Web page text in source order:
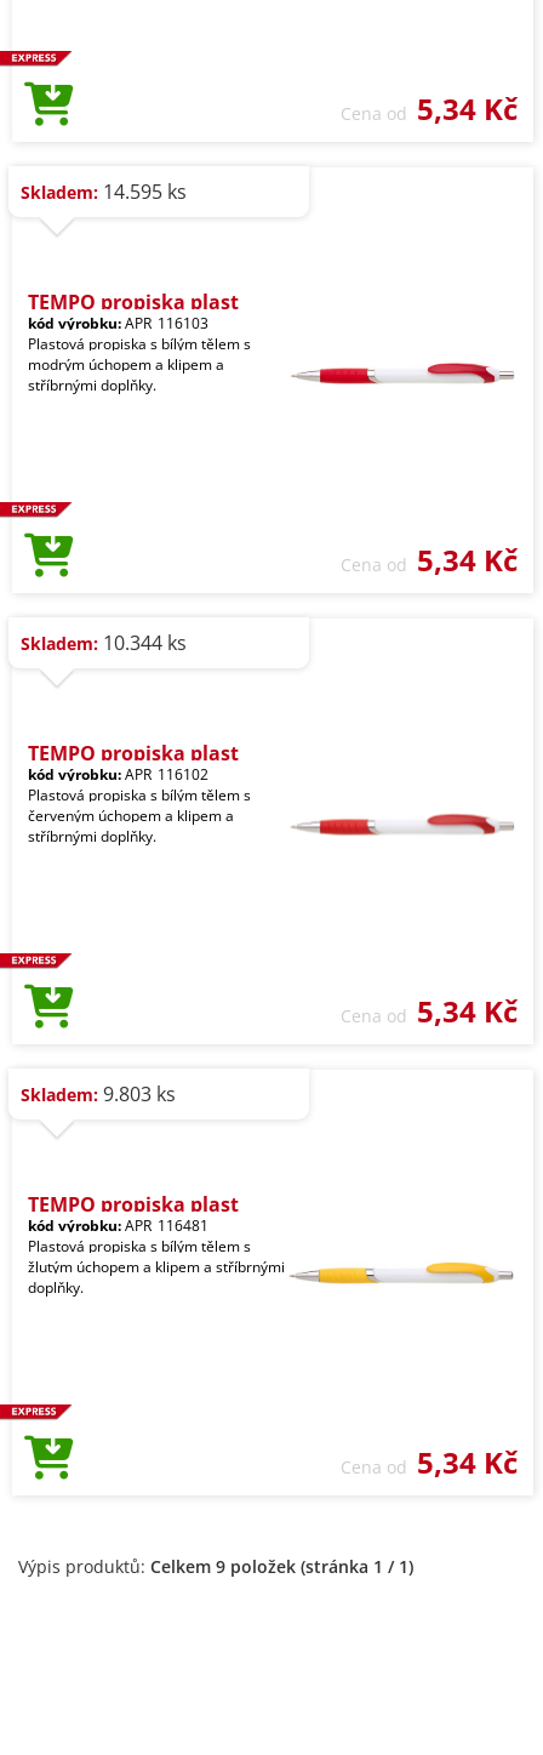
Cena od 5,34 Kč
Skladem: 14.595 ks
TEMPO propiska plast
kód výrobku:APR_116103
Plastová propiska s bílým tělem s
modrým úchopem a klipem a
stříbrnými doplňky.
Cena od 5,34 Kč
Skladem: 10.344 ks
TEMPO propiska plast
kód výrobku:APR_116102
Plastová propiska s bílým tělem s
červeným úchopem a klipem a
stříbrnými doplňky.
Cena od 5,34 Kč
Skladem: 9.803 ks
TEMPO propiska plast
kód výrobku:APR_116481
Plastová propiska s bílým tělem s
žlutým úchopem a klipem a stříbrnými
doplňky.
Cena od 5,34 Kč
Výpis produktů: Celkem 9 položek (stránka 1 / 1)